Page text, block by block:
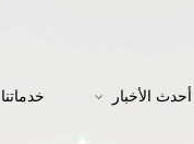
أحدث الأخبار خدماتنا